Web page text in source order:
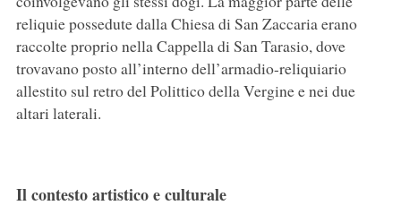
reliquie possedute dalla Chiesa di San Zaccaria erano
raccolte proprio nella Cappella di San Tarasio, dove
trovavano posto all’interno dell’armadio-reliquiario
allestito sul retro del Polittico della Vergine e nei due
altari laterali.
Il contesto artistico e culturale